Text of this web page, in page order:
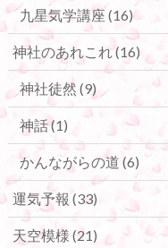
九星気学講座 (16)
神社のあれこれ(16)
神社徒然 (9)
神話(1)
かんながらの道 (6)
運気予報 (33)
天空模様 (21)